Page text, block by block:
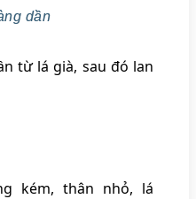
dần
từ lá già, sau đó lan
kém, thân nhỏ, lá